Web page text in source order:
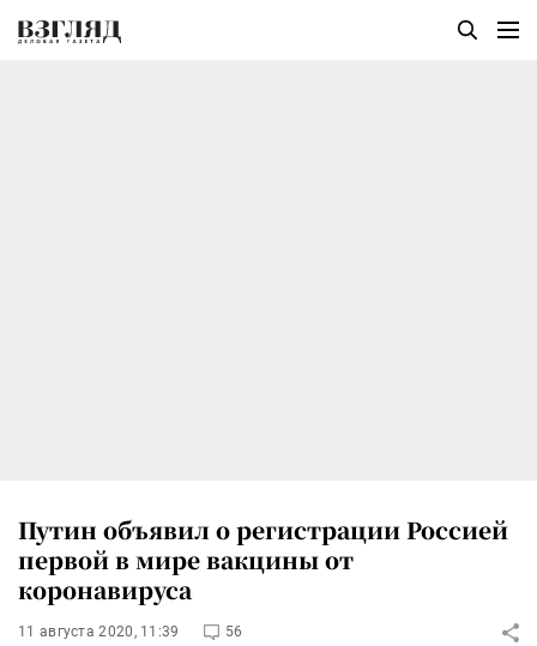
Путин объявил о регистрации Россией
первой в мире вакцины от
коронавируса
11 августа 2020, 11:39 56